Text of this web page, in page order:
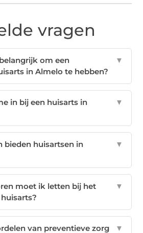
vragen
om een
in Almelo te hebben?
▼
in bij een huisarts in
▼
bieden huisartsen in
▼
moet ik letten bij het
▼
van preventieve zorg
▼